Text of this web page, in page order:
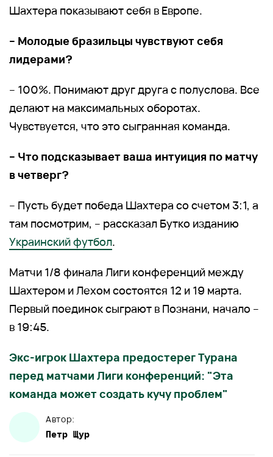
Шахтера показывают себя в Европе.
– Молодые бразильцы чувствуют себя
лидерами?
– 100%. Понимают друг друга с полуслова. Все
делают на максимальных оборотах.
Чувствуется, что это сыгранная команда.
– Что подсказывает ваша интуиция по матчу
в четверг?
– Пусть будет победа Шахтера со счетом 3:1, а
там посмотрим, – рассказал Бутко изданию
Украинский футбол.
Матчи 1/8 финала Лиги конференций между
Шахтером и Лехом состоятся 12 и 19 марта.
Первый поединок сыграют в Познани, начало –
в 19:45.
Экс-игрок Шахтера предостерег Турана
перед матчами Лиги конференций: "Эта
команда может создать кучу проблем"
Автор:
Петр Щур